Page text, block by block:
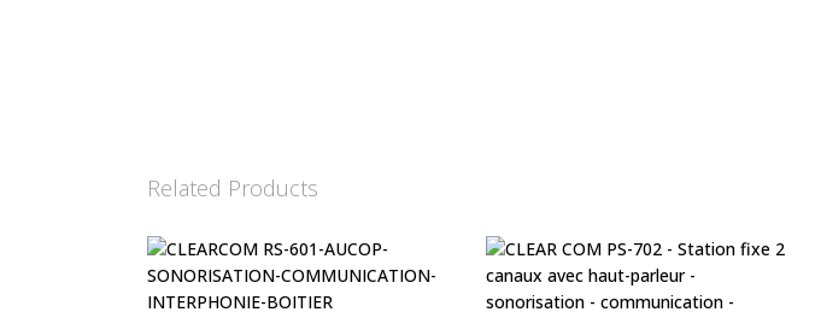
Related Products